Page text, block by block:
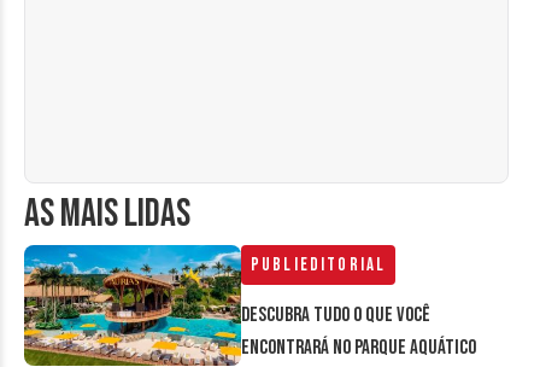
AS MAIS LIDAS
Publieditorial
Descubra tudo o que você
encontrará no parque aquático